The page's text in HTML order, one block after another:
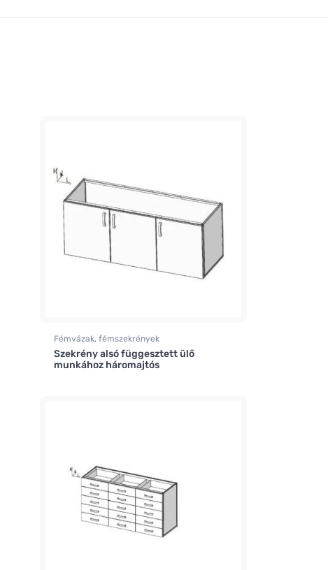
Fémvázak, fémszekrények
Szekrény alsó függesztett ülő
munkához háromajtós